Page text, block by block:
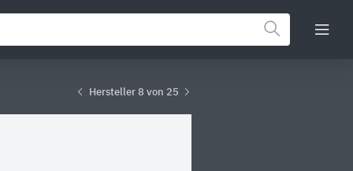
Hersteller 8 von 25